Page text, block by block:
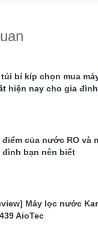
túi bí kíp chọn mua
hiện nay cho gia đình
điểm của nước RO và
đình bạn nên biết
Máy lọc nước
AioTec